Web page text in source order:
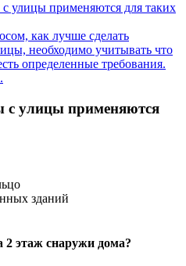
улицы применяются для таких
как лучше сделать
необходимо учитывать что
определенные требования.
с улицы применяются
зданий
2 этаж снаружи дома?